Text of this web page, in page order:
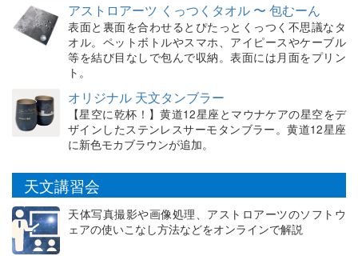
アストロアーツ くっつくタオル 〜 包むーん
表面と裏面を合わせるとぴたっとくっつく不思議なタ
オル。ペットボトルやスマホ、アイピースやケーブル
等を結び目なしで包んで収納。表面には月面をプリン
ト。
オリジナル 天文タンブラー
【星空に乾杯！】黄道12星座とマウナケアの星空をデ
ザインしたステンレスサーモタンブラー。黄道12星座
に新色モカブラウンが追加。
天文講習会
天体写真撮影や画像処理、アストロアーツのソフトウ
ェアの使いこなし方法などをオンラインで解説